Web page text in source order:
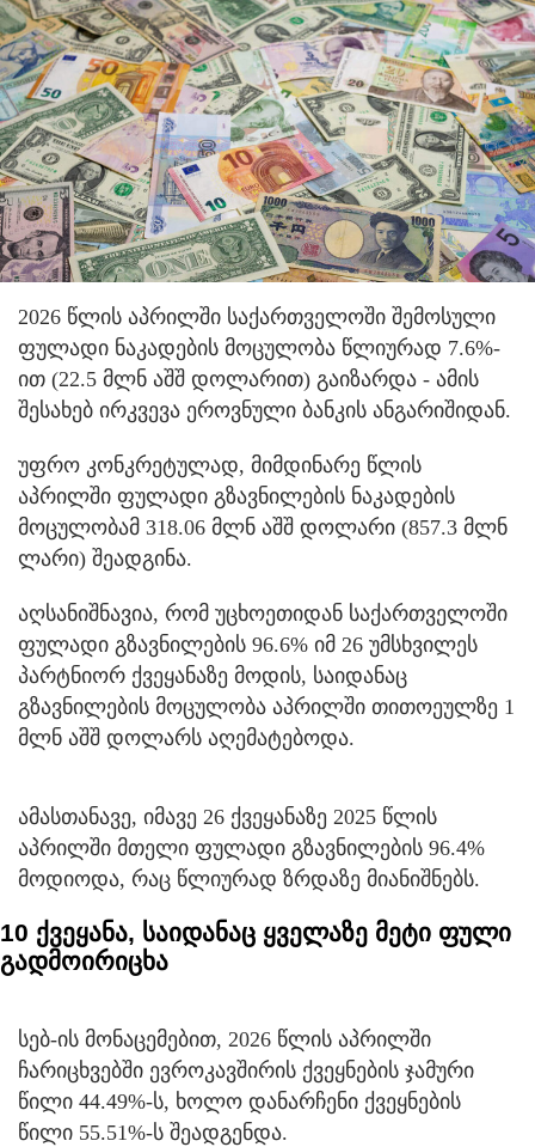
2026 წლის აპრილში საქართველოში შემოსული
ფულადი ნაკადების მოცულობა წლიურად 7.6%-
ით (22.5 მლნ აშშ დოლარით) გაიზარდა - ამის
შესახებ ირკვევა ეროვნული ბანკის ანგარიშიდან.
უფრო კონკრეტულად, მიმდინარე წლის
აპრილში ფულადი გზავნილების ნაკადების
მოცულობამ 318.06 მლნ აშშ დოლარი (857.3 მლნ
ლარი) შეადგინა.
აღსანიშნავია, რომ უცხოეთიდან საქართველოში
ფულადი გზავნილების 96.6% იმ 26 უმსხვილეს
პარტნიორ ქვეყანაზე მოდის, საიდანაც
გზავნილების მოცულობა აპრილში თითოეულზე 1
მლნ აშშ დოლარს აღემატებოდა.
ამასთანავე, იმავე 26 ქვეყანაზე 2025 წლის
აპრილში მთელი ფულადი გზავნილების 96.4%
მოდიოდა, რაც წლიურად ზრდაზე მიანიშნებს.
10 ქვეყანა, საიდანაც ყველაზე მეტი ფული
გადმოირიცხა
სებ-ის მონაცემებით, 2026 წლის აპრილში
ჩარიცხვებში ევროკავშირის ქვეყნების ჯამური
წილი 44.49%-ს, ხოლო დანარჩენი ქვეყნების
წილი 55.51%-ს შეადგენდა.